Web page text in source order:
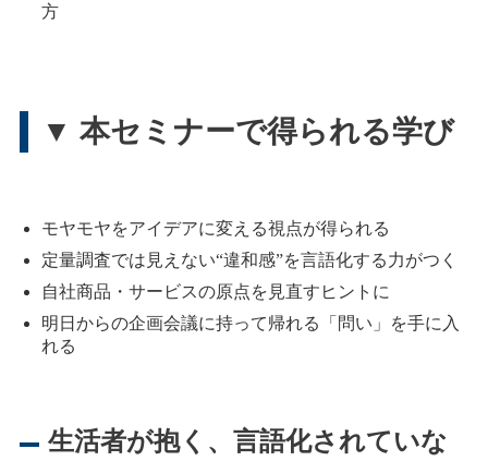
方
▼ 本セミナーで得られる学び
モヤモヤをアイデアに変える視点が得られる
定量調査では見えない“違和感”を言語化する力がつく
自社商品・サービスの原点を見直すヒントに
明日からの企画会議に持って帰れる「問い」を手に入
れる
生活者が抱く、 言語化されていな